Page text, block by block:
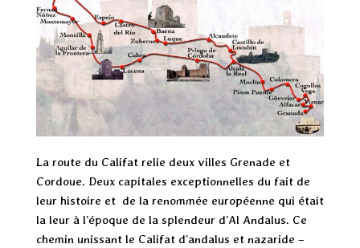
La route du Califat relie deux villes Grenade et
Cordoue. Deux capitales exceptionnelles du fait de
leur histoire et de la renommée européenne qui était
la leur à l’époque de la splendeur d’Al Andalus. Ce
chemin unissant le Califat d’andalus et nazaride –